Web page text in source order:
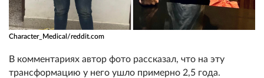
Character_Medical/reddit.com
В комментариях автор фото рассказал, что на эту
трансформацию у него ушло примерно 2,5 года.